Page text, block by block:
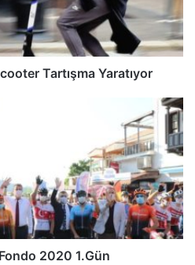
Tartışma Yaratıyor
2020 1.Gün